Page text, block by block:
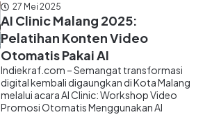
27 Mei 2025
AI Clinic Malang 2025:
Pelatihan Konten Video
Otomatis Pakai AI
Indiekraf.com – Semangat transformasi
digital kembali digaungkan di Kota Malang
melalui acara AI Clinic: Workshop Video
Promosi Otomatis Menggunakan AI